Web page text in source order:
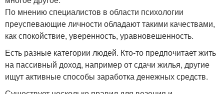
По мнению специалистов в области психологии
преуспевающие личности обладают такими качествами,
как спокойствие, уверенность, уравновешенность.
Есть разные категории людей. Кто-то предпочитает жить
на пассивный доход, например от сдачи жилья, другие
ищут активные способы заработка денежных средств.